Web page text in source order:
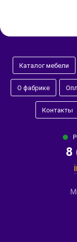
Каталог мебели
О фабрике
Контакты
8